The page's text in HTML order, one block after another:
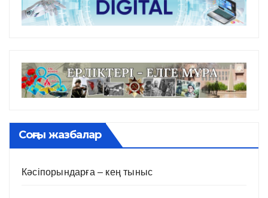
Соңғы жазбалар
Кәсіпорындарға – кең тыныс